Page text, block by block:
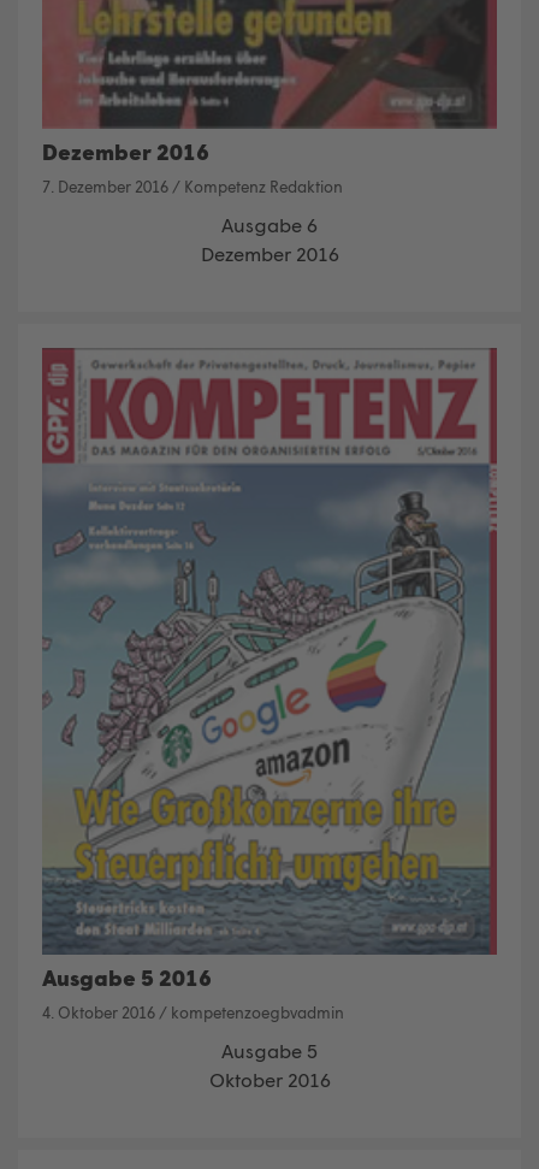
Dezember 2016
7. Dezember 2016 / Kompetenz Redaktion
Ausgabe 6
Dezember 2016
Ausgabe 5 2016
4. Oktober 2016 / kompetenzoegbvadmin
Ausgabe 5
Oktober 2016